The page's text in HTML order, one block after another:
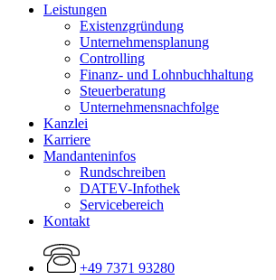
Leistungen
Existenzgründung
Unternehmensplanung
Controlling
Finanz- und Lohnbuchhaltung
Steuerberatung
Unternehmensnachfolge
Kanzlei
Karriere
Mandanteninfos
Rundschreiben
DATEV-Infothek
Servicebereich
Kontakt
+49 7371 93280